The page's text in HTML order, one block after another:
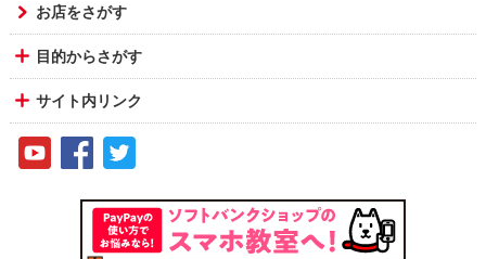
お店をさがす
目的からさがす
サイト内リンク